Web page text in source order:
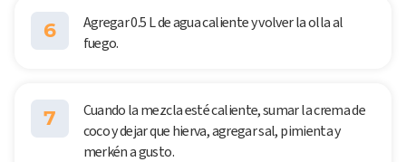
6
Agregar 0.5 L de agua caliente y volver la olla al
fuego.
7
Cuando la mezcla esté caliente, sumar la crema de
coco y dejar que hierva, agregar sal, pimienta y
merkén a gusto.